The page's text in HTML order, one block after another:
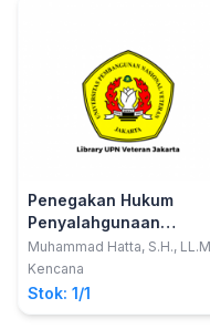
Penegakan Hukum
Penyalahgunaan
Narkoba di Indonesia
Muhammad Hatta, S.H.,
Ph.D.
Kencana
Stok: 1/1